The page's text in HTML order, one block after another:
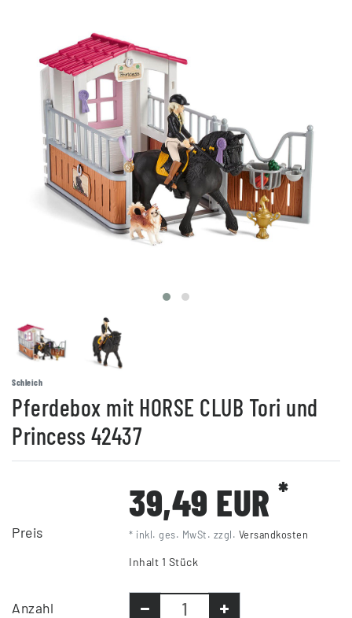
Schleich
Pferdebox mit HORSE CLUB Tori und
Princess 42437
Preis
39,49 EUR*
* inkl. ges. MwSt. zzgl. Versandkosten
Inhalt 1 Stück
Anzahl